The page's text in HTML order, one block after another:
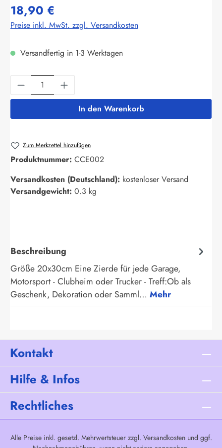
18,90 €
Preise inkl. MwSt. zzgl. Versandkosten
Versandfertig in 1-3 Werktagen
Produkt Anzahl: Gib den gewünschten
In den Warenkorb
Zum Merkzettel hinzufügen
Produktnummer: CCE002
Versandkosten (Deutschland): kostenloser Versand
Versandgewicht: 0.3 kg
Beschreibung
Größe 20x30cm Eine Zierde für jede Garage,
Motorsport - Clubheim oder Trucker - Treff:Ob als
Geschenk, Dekoration oder Samml… Mehr
Kontakt
Hilfe & Infos
Rechtliches
Alle Preise inkl. gesetzl. Mehrwertsteuer zzgl. Versandkostenund ggf.